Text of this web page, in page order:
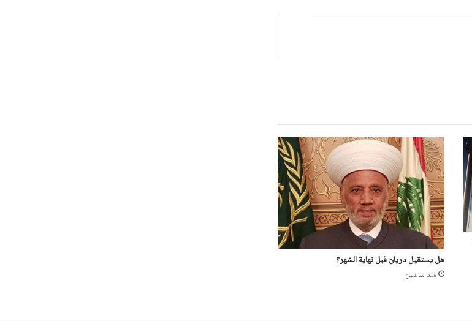
هل يستقيل دريان قبل نهاية الشهر؟
منذ ساعتين